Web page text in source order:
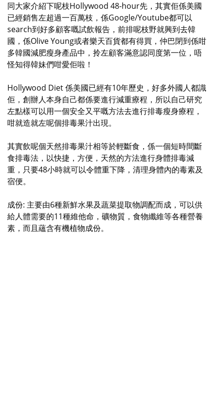
同大家介紹下呢枝Hollywood 48-hour先，其實佢係美國
已經銷售左超過一百萬枝，係Google/Youtube都可以
search到好多顧客嘅試飲報告，前排呢枝野就興到去韓
國，係Olive Young或者樂天百貨都有得買，仲巴閉到係咁
多韓國減肥瘦身產品中，拎左顧客滿意認同度第一位，唔
怪知得韓妹們咁愛佢啦！
Hollywood Diet 係美國已經有10年歷史，好多外國人都識
佢，創辦人本身自己都係要進行減重療程，所以自己研究
左點樣可以用一個安全又平嘅方法去進行排毒瘦身療程，
咁就造就左呢個排毒果汁出現。
其實飲呢個天然排毒果汁相等於輕斷食，係一個短時間斷
食排毒法，以快捷，方便，天然的方法進行身體排毒減
重，只要48小時就可以令體重下降，清理身體內的毒素及
宿便。
成份: 主要由6種新鮮水果及蔬菜提取物調配而成，可以供
給人體需要的11種維他命，礦物質，食物纖維等各種營養
素，而且蘊含有機植物成份。